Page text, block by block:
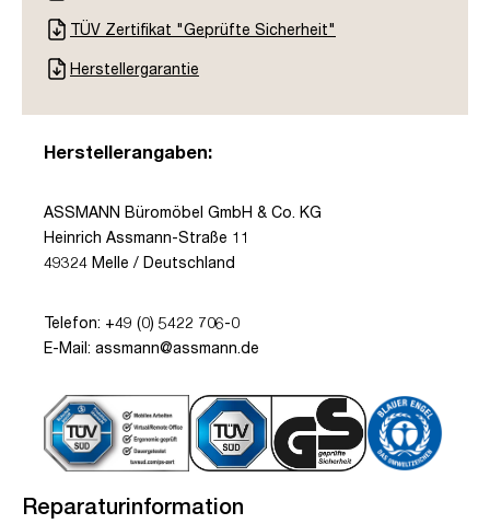
TÜV Zertifikat "Geprüfte Sicherheit"
Herstellergarantie
Herstellerangaben:
ASSMANN Büromöbel GmbH & Co. KG
Heinrich Assmann-Straße 11
49324 Melle / Deutschland
Telefon: +49 (0) 5422 706-0
E-Mail: assmann@assmann.de
Reparaturinformation